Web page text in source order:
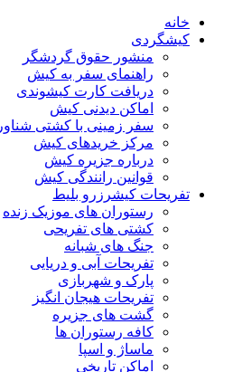
خانه
کیشگردی
منشور حقوق گردشگر
راهنمای سفر به کیش
دریافت کارت کیشوندی
اماکن دیدنی کیش
سفر زمینی با کشتی شناور
مرکز خریدهای کیش
درباره جزیره کیش
قوانین رانندگی کیش
تفریحات کیشرزرو بلیط
رستوران های موزیک زنده
کشتی های تفریحی
جنگ های شبانه
تفریحات آبی و دریایی
پارک و شهربازی
تفریحات هیجان انگیز
گشت های جزیره
کافه رستوران ها
ماساژ و اسپا
اماکن تاریخی